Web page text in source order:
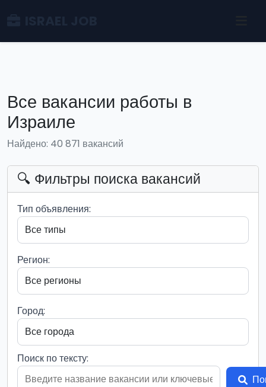
Все вакансии работы в
Израиле
Найдено: 40 871 вакансий
🔍 Фильтры поиска вакансий
Тип объявления:
Регион:
Город:
Поиск по тексту: